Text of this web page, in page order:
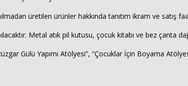
üretilen ürünler hakkında tanıtım ikram ve satış
Metal atık pil kutusu, çocuk kitabı ve bez çanta
Gülü Yapımı Atölyesi”, “Çocuklar İçin Boyama